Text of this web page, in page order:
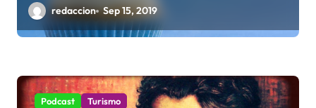
redaccion Sep 15, 2019
Podcast Turismo